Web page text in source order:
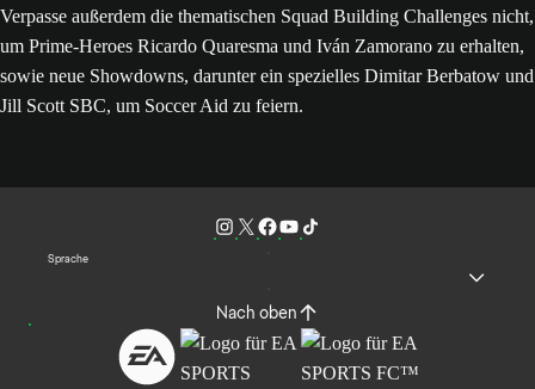
Verpasse außerdem die thematischen Squad Building Challenges nicht,
um Prime-Heroes Ricardo Quaresma und Iván Zamorano zu erhalten,
sowie neue Showdowns, darunter ein spezielles Dimitar Berbatow und
Jill Scott SBC, um Soccer Aid zu feiern.
Sprache
Nach oben